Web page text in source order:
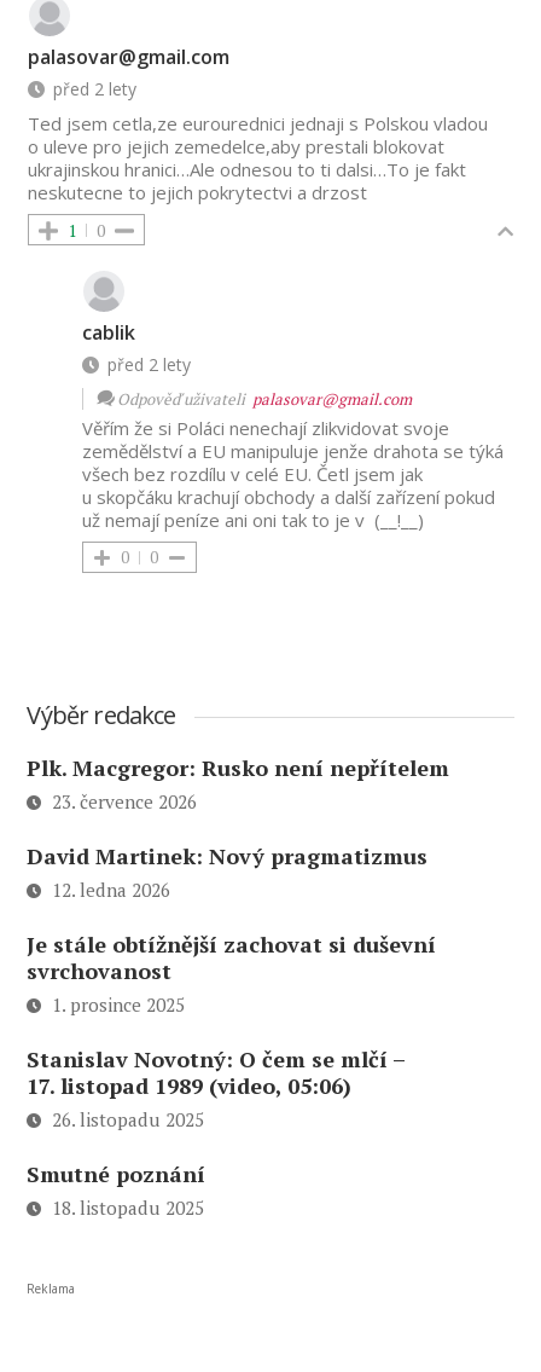
palasovar@gmail.com
před 2 lety
Ted jsem cetla,ze eurourednici jednaji s Polskou vladou
o uleve pro jejich zemedelce,aby prestali blokovat
ukrajinskou hranici…Ale odnesou to ti dalsi…To je fakt
neskutecne to jejich pokrytectvi a drzost
1 0
cablik
před 2 lety
Odpověď uživateli palasovar@gmail.com
Věřím že si Poláci nenechají zlikvidovat svoje
zemědělství a EU manipuluje jenže drahota se týká
všech bez rozdílu v celé EU. Četl jsem jak
u skopčáku krachují obchody a další zařízení pokud
už nemají peníze ani oni tak to je v (__!__)
0 0
Výběr redakce
Plk. Macgregor: Rusko není nepřítelem
23. července 2026
David Martinek: Nový pragmatizmus
12. ledna 2026
Je stále obtížnější zachovat si duševní
svrchovanost
1. prosince 2025
Stanislav Novotný: O čem se mlčí –
17. listopad 1989 (video, 05:06)
26. listopadu 2025
Smutné poznání
18. listopadu 2025
Reklama